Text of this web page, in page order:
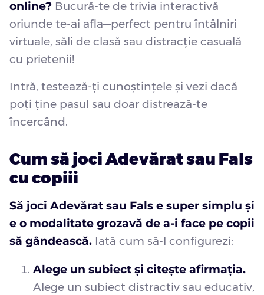
online? Bucură-te de trivia interactivă
oriunde te-ai afla—perfect pentru întâlniri
virtuale, săli de clasă sau distracție casuală
cu prietenii!
Intră, testează-ți cunoștințele și vezi dacă
poți ține pasul sau doar distrează-te
încercând.
Cum să joci Adevărat sau Fals
cu copiii
Să joci Adevărat sau Fals e super simplu și
e o modalitate grozavă de a-i face pe copii
să gândească. Iată cum să-l configurezi:
Alege un subiect și citește afirmația.
Alege un subiect distractiv sau educativ,